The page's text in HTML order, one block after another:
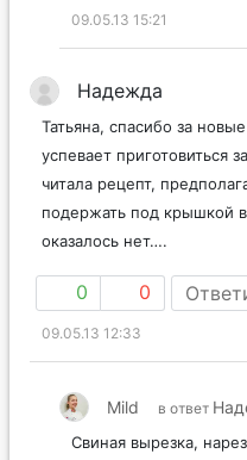
09.05.13 15:21
Надежда
Татьяна, спасибо за
успевает приготовиться
читала рецепт,
подержать под крышкой
оказалось нет….
0 0
09.05.13 12:33
Mild в ответ
Свиная вырезка,